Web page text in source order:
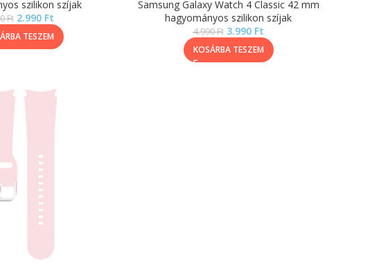
szilikon szíjak
Ft 2.990 Ft
TESZEM
Samsung Galaxy Watch 4 Classic 42 mm
hagyományos szilikon szíjak
4.990Ft 3.990 Ft
KOSÁRBA TESZEM